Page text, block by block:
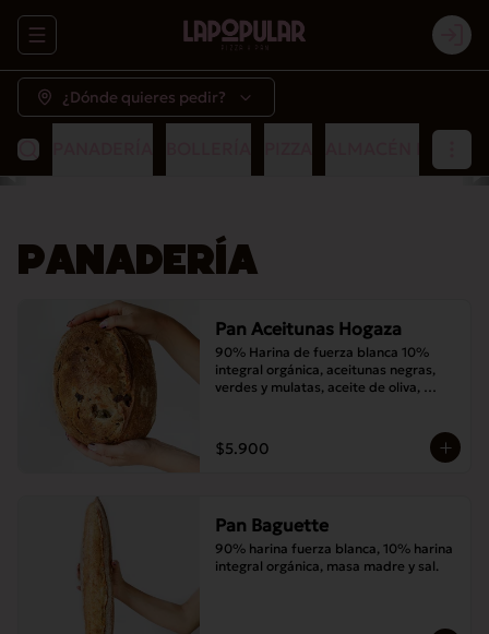
Abrir menu de navegación
¿Dónde quieres pedir?
PANADERÍA
Pan Aceitunas Hogaza
90% Harina de fuerza blanca 10%
integral orgánica, aceitunas negras,
verdes y mulatas, aceite de oliva,
$5.900
Pan Baguette
90% harina fuerza blanca, 10% harina
integral orgánica, masa madre y sal.